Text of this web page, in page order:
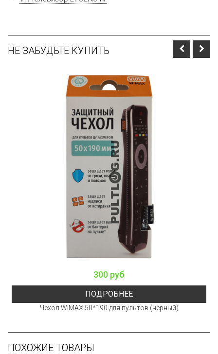
НЕ ЗАБУДЬТЕ КУПИТЬ
300 руб
ПОДРОБНЕЕ
Чехол WiMAX 50*190 для пультов (чёрный)
ПОХОЖИЕ ТОВАРЫ